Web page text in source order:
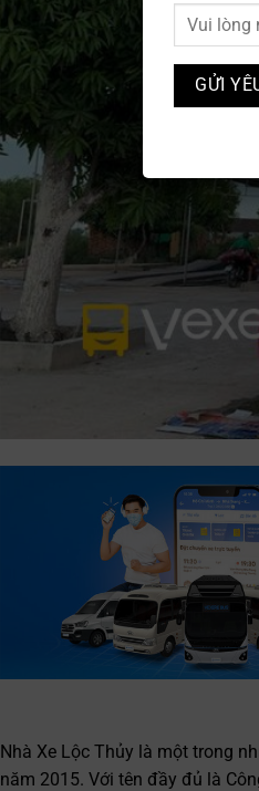
Nhà Xe Lộc Thủy là một trong
năm 2015. Với tên đầy đủ là